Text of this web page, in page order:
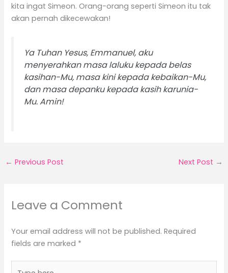
kita ingat Simeon. Orang-orang seperti Simeon itu tak
akan pernah dikecewakan!
Ya Tuhan Yesus, Emmanuel, aku
menyerahkan masa laluku kepada belas
kasihan-Mu, masa kini kepada kebaikan-Mu,
dan masa depanku kepada kasih karunia-
Mu. Amin!
← Previous Post Next Post →
Leave a Comment
Your email address will not be published. Required
fields are marked *